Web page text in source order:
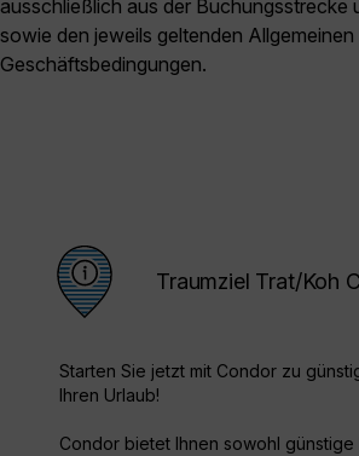
ausschließlich aus der Buchungsstrecke
sowie den jeweils geltenden Allgemeinen
Geschäftsbedingungen.
Traumziel Trat/Koh
Starten Sie jetzt mit Condor zu
Ihren Urlaub!
Condor bietet Ihnen sowohl